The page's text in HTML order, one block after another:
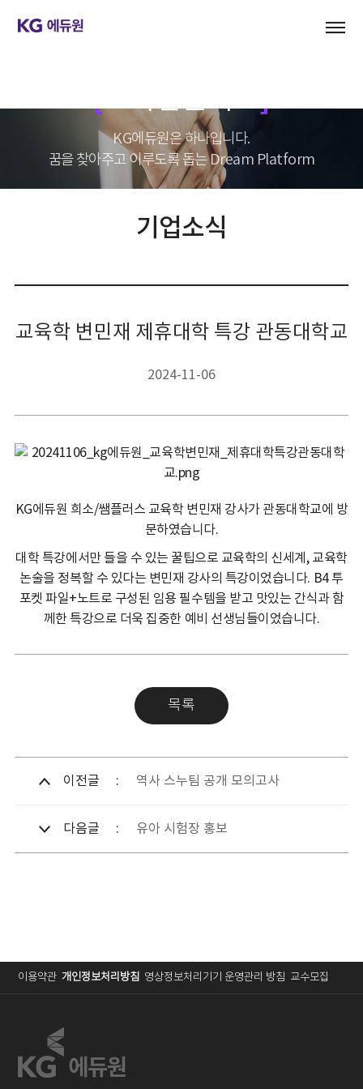
기업문화
KG에듀원은 하나입니다.
꿈을 찾아주고 이루도록 돕는 Dream Platform
기업소식
교육학 변민재 제휴대학 특강 관동대학교
2024-11-06
KG에듀원 희소/쌤플러스 교육학 변민재 강사가 관동대학교에 방
문하였습니다.
대학 특강에서만 들을 수 있는 꿀팁으로 교육학의 신세계, 교육학
논술을 정복할 수 있다는 변민재 강사의 특강이었습니다. B4 투
포켓 파일+노트로 구성된 임용 필수템을 받고 맛있는 간식과 함
께한 특강으로 더욱 집중한 예비 선생님들이었습니다.
목록
이전글 역사 스누팀 공개 모의고사
다음글 유아 시험장 홍보
이용약관 개인정보처리방침 영상정보처리기기 운영관리 방침 교수모집